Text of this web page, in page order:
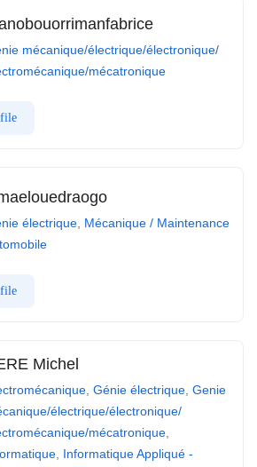
mécanique/électrique/électronique/
mécatronique
électrique, Mécanique / Maintenance
Michel
, Génie électrique, Genie
électrique/électronique/
mécatronique,
, Informatique Appliqué -